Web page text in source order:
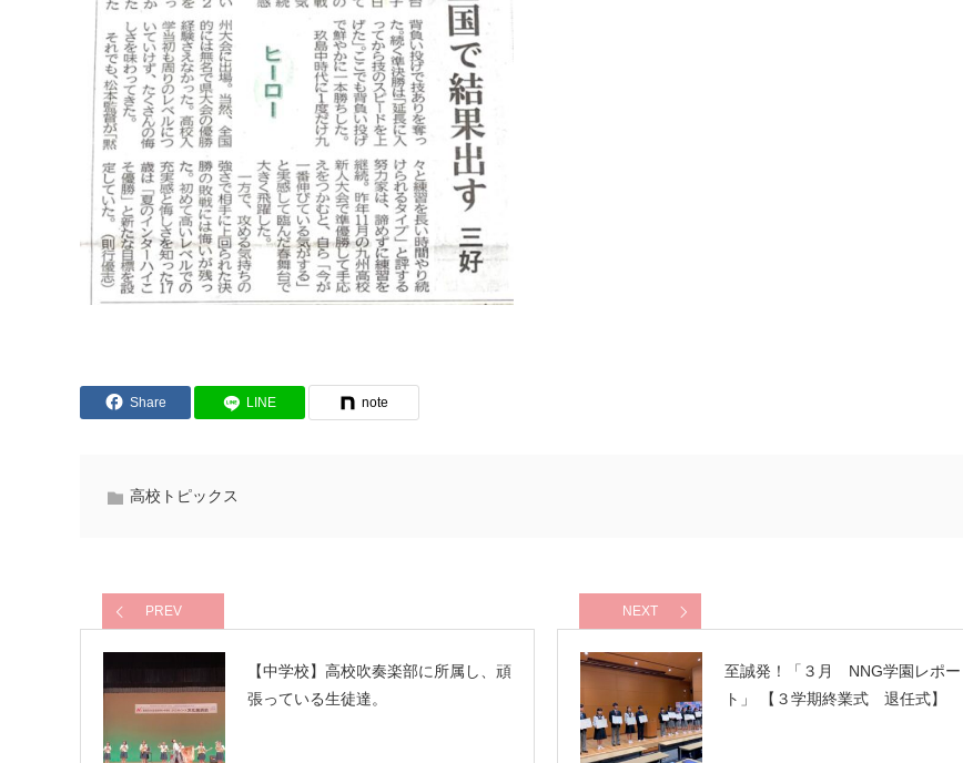
Share LINE note
高校トピックス
PREV
【中学校】高校吹奏楽部に所属し、頑
張っている生徒達。
NEXT
至誠発！「３月 NNG学園レポー
ト」 【３学期終業式 退任式】